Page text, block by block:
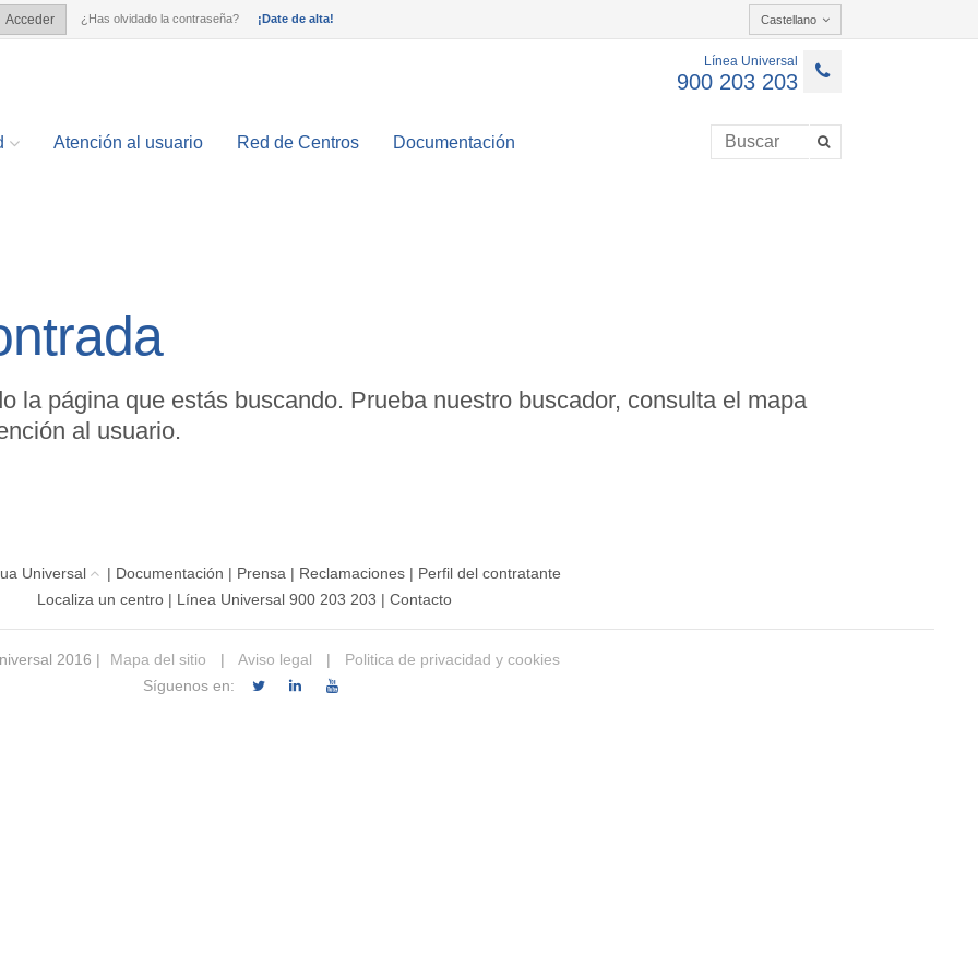
Acceder ¿Has olvidado la contraseña? ¡Date de alta! Castellano
Línea Universal
900 203 203
Atención al usuario Red de Centros Documentación
la página que estás buscando. Prueba nuestro buscador, consulta el mapa
al usuario.
Universal | Documentación | Prensa | Reclamaciones | Perfil del contratante
Localiza un centro | Línea Universal 900 203 203 | Contacto
2016 | Mapa del sitio | Aviso legal |
Politica de privacidad y cookies
Síguenos en: